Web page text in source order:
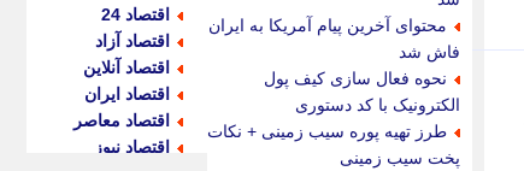
محتوای آخرین پیام آمریکا به ایران
فاش شد
نحوه فعال سازی کیف پول
الکترونیک با کد دستوری
طرز تهیه پوره سیب زمینی + نکات
پخت سیب زمینی
اقتصاد 24
اقتصاد آزاد
اقتصاد آنلاین
اقتصاد ایران
اقتصاد معاصر
اقتصاد نیوز